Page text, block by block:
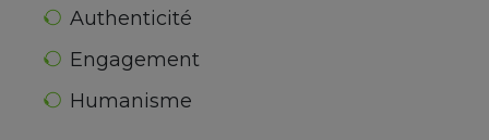
Authenticité
Engagement
Humanisme